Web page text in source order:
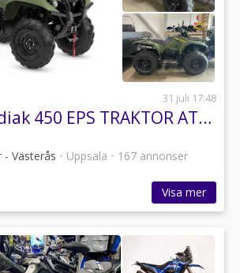
31 juli 17:48
Yamaha Kodiak 450 EPS TRAKTOR ATV kodiak 450
- Västerås • Uppsala • 167 annonser
Visa mer